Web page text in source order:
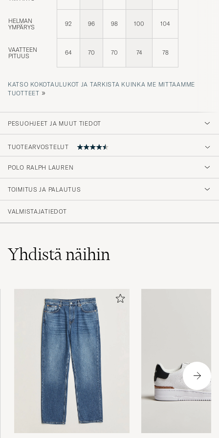
HELMAN
YMPÄRYS
92 96 98 100 104
VAATTEEN
PITUUS
64 70 70 74 78
KATSO KOKOTAULUKOT JA TARKISTA KUINKA ME MITTAAMME
TUOTTEET »
PESUOHJEET JA MUUT TIEDOT
TUOTEARVOSTELUT
4.2
(357)
(128)
(52)
Helt omöjligt dåligt har fem liknande t shirts
Dom jag fick var minst 8 storlekar för små
LARS B OSTETTU OSOITTEESSA CAREOFCARL.SE
Älskar att de är slim och rejält långa
JESPER M
OSTETTU OSOITTEESSA CAREOFCARL.SE
De var for små i størrelse. Måtte retuner selv
POLO RALPH LAUREN
TOIMITUS JA PALAUTUS
VALMISTAJATIEDOT
Yhdistä näihin